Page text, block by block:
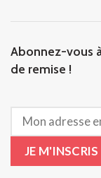
Abonnez-vous
de remise !